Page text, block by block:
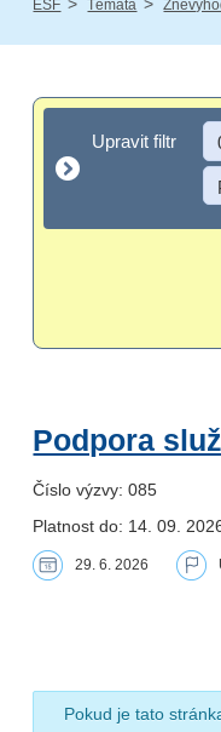
ESF Témata
Upravit filtr
Upravit filtr
Podpora
Číslo výzvy: 085
Platnost do: 14. 09.
29. 6. 2026
Pokud je tato